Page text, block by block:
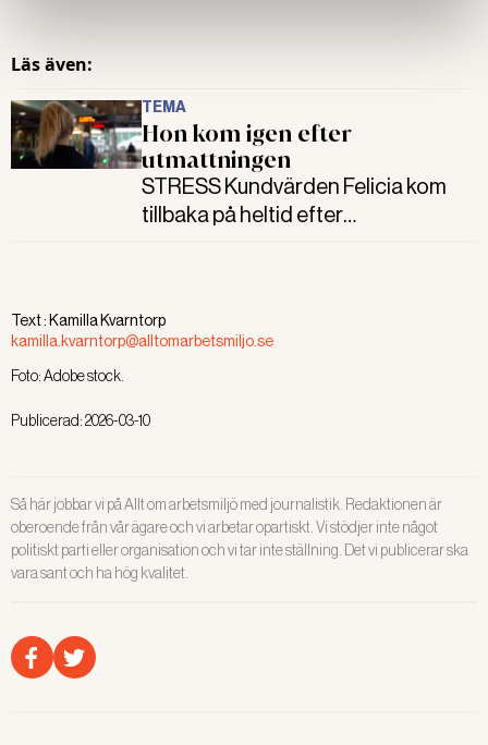
pågående forskningsstudie.
Läs även:
TEMA
Hon kom igen efter
utmattningen
STRESS Kundvärden Felicia kom
tillbaka på heltid efter
ställde allt på ända igen.
Text : Kamilla Kvarntorp
kamilla.kvarntorp@alltomarbetsmiljo.se
Foto:Adobe stock.
Publicerad:2026-03-10
Så här jobbar vi på Allt om arbetsmiljö med journalistik. Redaktionen är
oberoende från vår ägare och vi arbetar opartiskt. Vi stödjer inte något
politiskt parti eller organisation och vi tar inte ställning. Det vi publicerar ska
vara sant och ha hög kvalitet.